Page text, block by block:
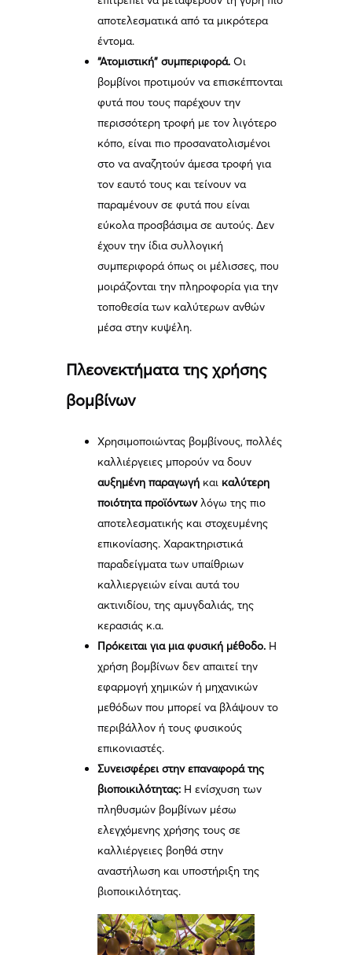
αποτελεσματικά από τα μικρότερα
έντομα.
“Ατομιστική” συμπεριφορά. Οι
βομβίνοι προτιμούν να επισκέπτονται
φυτά που τους παρέχουν την
περισσότερη τροφή με τον λιγότερο
κόπο, είναι πιο προσανατολισμένοι
στο να αναζητούν άμεσα τροφή για
τον εαυτό τους και τείνουν να
παραμένουν σε φυτά που είναι
εύκολα προσβάσιμα σε αυτούς. Δεν
έχουν την ίδια συλλογική
συμπεριφορά όπως οι μέλισσες, που
μοιράζονται την πληροφορία για την
τοποθεσία των καλύτερων ανθών
μέσα στην κυψέλη.
Πλεονεκτήματα της χρήσης
βομβίνων
Χρησιμοποιώντας βομβίνους, πολλές
καλλιέργειες μπορούν να δουν
αυξημένη παραγωγή και καλύτερη
ποιότητα προϊόντωνλόγω της πιο
αποτελεσματικής και στοχευμένης
επικονίασης. Χαρακτηριστικά
παραδείγματα των υπαίθριων
καλλιεργειών είναι αυτά του
ακτινιδίου, της αμυγδαλιάς, της
κερασιάς κ.α.
Πρόκειται για μια φυσική μέθοδο. Η
χρήση βομβίνων δεν απαιτεί την
εφαρμογή χημικών ή μηχανικών
μεθόδων που μπορεί να βλάψουν το
περιβάλλον ή τους φυσικούς
επικονιαστές.
Συνεισφέρει στην επαναφορά της
βιοποικιλότητας: Η ενίσχυση των
πληθυσμών βομβίνων μέσω
ελεγχόμενης χρήσης τους σε
καλλιέργειες βοηθά στην
αναστήλωση και υποστήριξη της
βιοποικιλότητας.